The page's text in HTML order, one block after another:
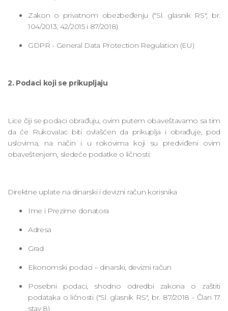
Zakon o privatnom obezbeđenju ("Sl. glasnik RS", br.
104/2013, 42/2015 i 87/2018)
GDPR - General Data Protection Regulation (EU)
2. Podaci koji se prikupljaju
Lice čiji se podaci obrađuju, ovim putem obaveštavamo sa tim
da će Rukovalac biti ovlašćen da prikuplja i obrađuje, pod
uslovima, na način i u rokovima koji su predviđeni ovim
obaveštenjem, sledeće podatke o ličnosti:
Direktne uplate na dinarski i devizni račun korisnika
Ime i Prezime donatora
Adresa
Grad
Ekonomski podaci – dinarski, devizni račun
Posebni podaci, shodno odredbi zakona o zaštiti
podataka o ličnosti ("Sl. glasnik RS", br. 87/2018 - Član 17
stav 8)